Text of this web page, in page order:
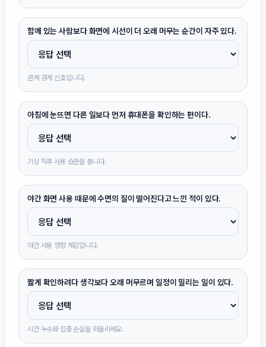
함께 있는 사람보다 화면에 시선이 더 오래 머무는 순간이 자주 있다.
관계 경계 신호입니다.
아침에 눈뜨면 다른 일보다 먼저 휴대폰을 확인하는 편이다.
기상 직후 사용 습관을 봅니다.
야간 화면 사용 때문에 수면의 질이 떨어진다고 느낀 적이 있다.
야간 사용 영향 체감입니다.
짧게 확인하려다 생각보다 오래 머무르며 일정이 밀리는 일이 있다.
시간 누수와 집중 손실을 떠올리세요.